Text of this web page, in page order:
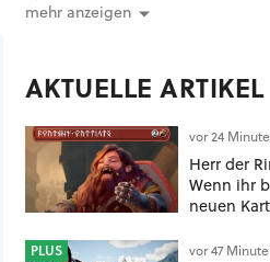
mehr anzeigen
AKTUELLE ARTIKEL
vor 24
Herr der
Wenn ihr
neuen
Duolingo
PLUS vor 47